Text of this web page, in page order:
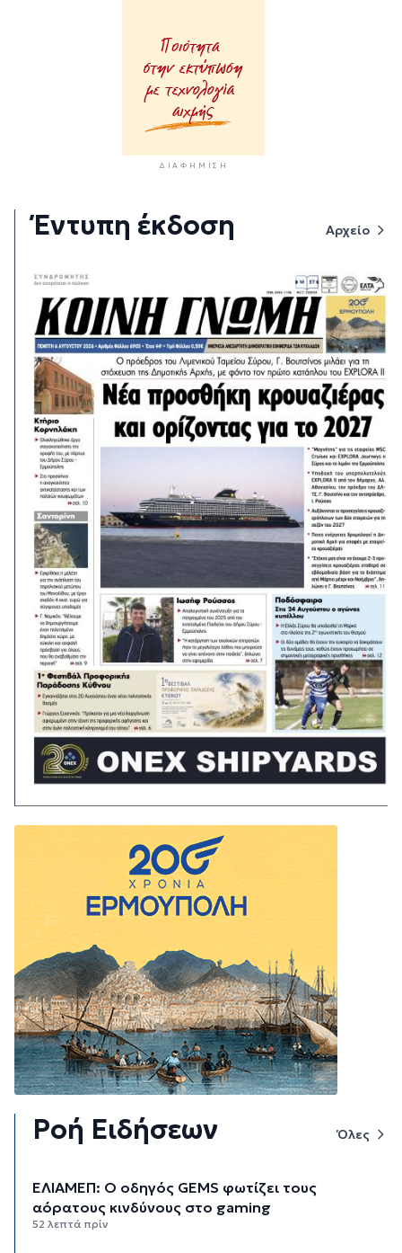
ΔΙΑΦΉΜΙΣΗ
Έντυπη έκδοση Αρχείο
Ροή Ειδήσεων Όλες
ΕΛΙΑΜΕΠ: Ο οδηγός GEMS φωτίζει τους
αόρατους κινδύνους στο gaming
52 λεπτά πρίν